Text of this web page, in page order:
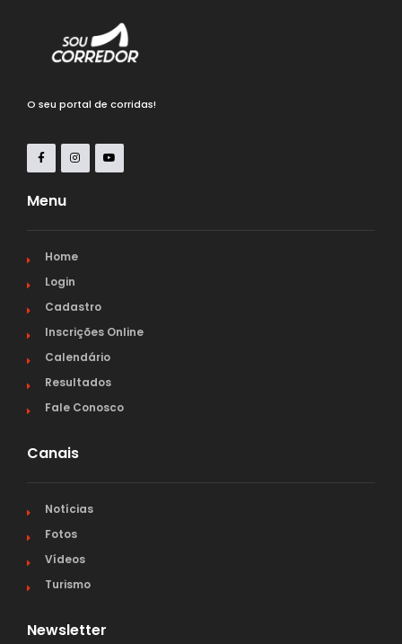
O seu portal de corridas!
Menu
Home
Login
Cadastro
Inscrições Online
Calendário
Resultados
Fale Conosco
Canais
Notícias
Fotos
Vídeos
Turismo
Newsletter